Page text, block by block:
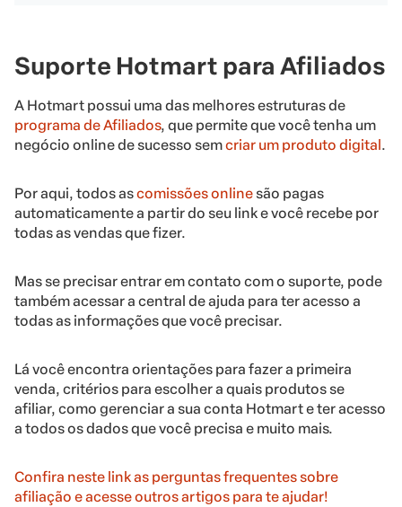
Suporte Hotmart para Afiliados
A Hotmart possui uma das melhores estruturas de
programa de Afiliados, que permite que você tenha um
negócio online de sucesso semcriar um produto digital .
Por aqui, todos ascomissões onlinesão pagas
automaticamente a partir do seu link e você recebe por
todas asvendasque fizer.
Mas se precisar entrar em contato com o suporte, pode
também acessar a central de ajuda para ter acesso a
todas as informações que você precisar.
Lá você encontra orientações para fazer a primeira
venda, critérios para escolher a quais produtos se
afiliar, como gerenciar a sua conta Hotmart e ter acesso
a todos os dados que você precisa e muito mais.
Confira neste link as perguntas frequentes sobre
afiliação e acesse outros artigos para te ajudar!